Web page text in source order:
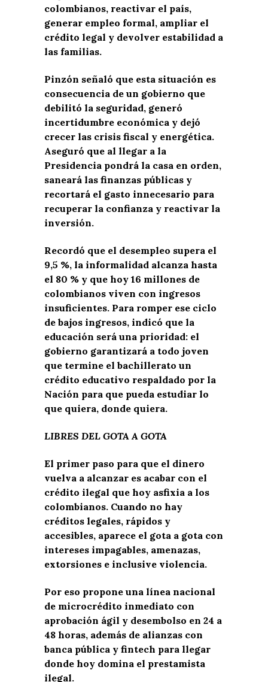
colombianos, reactivar el país,
generar empleo formal, ampliar el
crédito legal y devolver estabilidad a
las familias.
Pinzón señaló que esta situación es
consecuencia de un gobierno que
debilitó la seguridad, generó
incertidumbre económica y dejó
crecer las crisis fiscal y energética.
Aseguró que al llegar a la
Presidencia pondrá la casa en orden,
saneará las finanzas públicas y
recortará el gasto innecesario para
recuperar la confianza y reactivar la
inversión.
Recordó que el desempleo supera el
9,5 %, la informalidad alcanza hasta
el 80 % y que hoy 16 millones de
colombianos viven con ingresos
insuficientes. Para romper ese ciclo
de bajos ingresos, indicó que la
educación será una prioridad: el
gobierno garantizará a todo joven
que termine el bachillerato un
crédito educativo respaldado por la
Nación para que pueda estudiar lo
que quiera, donde quiera.
LIBRES DEL GOTA A GOTA
El primer paso para que el dinero
vuelva a alcanzar es acabar con el
crédito ilegal que hoy asfixia a los
colombianos. Cuando no hay
créditos legales, rápidos y
accesibles, aparece el gota a gota con
intereses impagables, amenazas,
extorsiones e inclusive violencia.
Por eso propone una línea nacional
de microcrédito inmediato con
aprobación ágil y desembolso en 24 a
48 horas, además de alianzas con
banca pública y fintech para llegar
donde hoy domina el prestamista
ilegal.